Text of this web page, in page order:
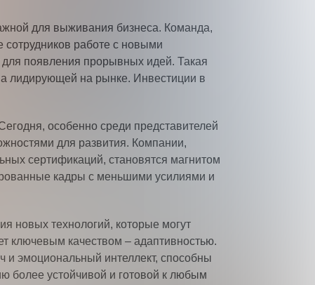
для выживания бизнеса. Команда,
сотрудников работе с новыми
появления прорывных идей. Такая
лидирующей на рынке. Инвестиции в
особенно среди представителей
для развития. Компании,
сертификаций, становятся магнитом
кадры с меньшими усилиями и
новых технологий, которые могут
ключевым качеством – адаптивностью.
эмоциональный интеллект, способны
более устойчивой и готовой к любым